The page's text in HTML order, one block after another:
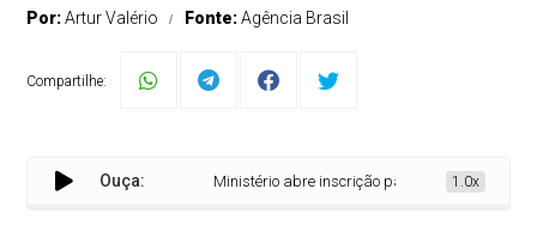
Por:Artur Valério Fonte:Agência Brasil
Compartilhe:
Ouça: Ministério abre inscrição para prêmio Melhores
1.0x